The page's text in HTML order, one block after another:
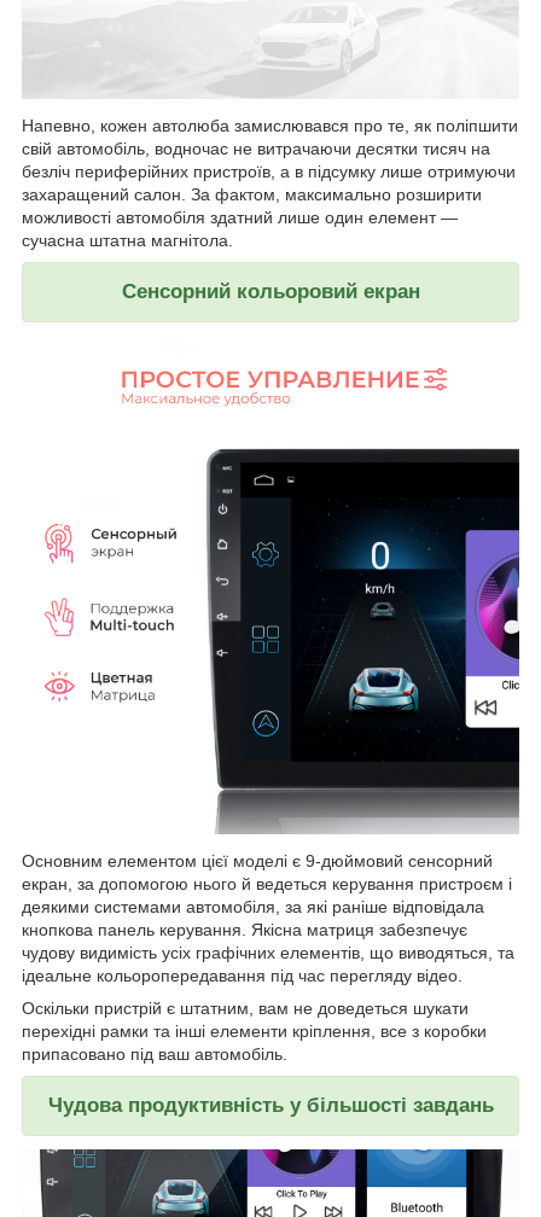
Напевно, кожен автолюба замислювався про те, як поліпшити
свій автомобіль, водночас не витрачаючи десятки тисяч на
безліч периферійних пристроїв, а в підсумку лише отримуючи
захаращений салон. За фактом, максимально розширити
можливості автомобіля здатний лише один елемент —
сучасна штатна магнітола.
Сенсорний кольоровий екран
Основним елементом цієї моделі є 9-дюймовий сенсорний
екран, за допомогою нього й ведеться керування пристроєм і
деякими системами автомобіля, за які раніше відповідала
кнопкова панель керування. Якісна матриця забезпечує
чудову видимість усіх графічних елементів, що виводяться, та
ідеальне кольоропередавання під час перегляду відео.
Оскільки пристрій є штатним, вам не доведеться шукати
перехідні рамки та інші елементи кріплення, все з коробки
припасовано під ваш автомобіль.
Чудова продуктивність у більшості завдань